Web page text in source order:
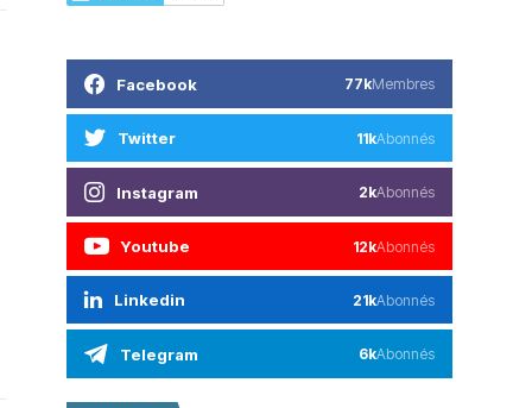
Facebook 77kMembres
Twitter 11kAbonnés
Instagram 2kAbonnés
Youtube 12kAbonnés
Linkedin 21kAbonnés
Telegram 6kAbonnés